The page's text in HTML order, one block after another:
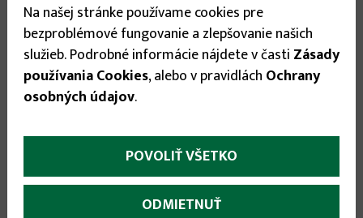
Odporúčané príslušenstvo:
Na našej stránke používame cookies pre
bezproblémové fungovanie a zlepšovanie našich
služieb. Podrobné informácie nájdete v časti Zásady
používania Cookies, alebo v pravidlách Ochrany
osobných údajov.
POVOLIŤ VŠETKO
ODMIETNUŤ